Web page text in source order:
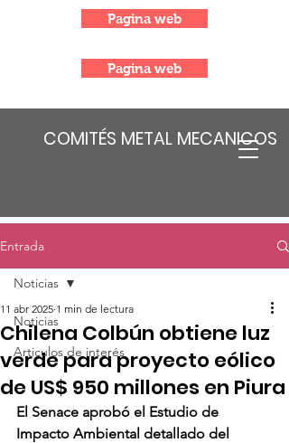
COMITÉS METAL MECANICOS
Pagina web
Pagina web
Entrada
Noticias
Articulos de interés
Noticias
Chilena Colbún obtiene luz
verde para proyecto eólico
de US$ 950 millones en Piura
11 abr 2025 1 min de lectura
El Senace aprobó el Estudio de
Impacto Ambiental detallado del